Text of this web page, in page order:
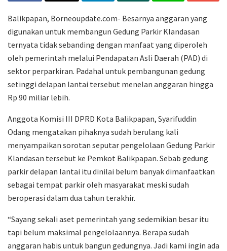
Balikpapan, Borneoupdate.com- Besarnya anggaran yang
digunakan untuk membangun Gedung Parkir Klandasan
ternyata tidak sebanding dengan manfaat yang diperoleh
oleh pemerintah melalui Pendapatan Asli Daerah (PAD) di
sektor perparkiran. Padahal untuk pembangunan gedung
setinggi delapan lantai tersebut menelan anggaran hingga
Rp 90 miliar lebih.
Anggota Komisi III DPRD Kota Balikpapan, Syarifuddin
Odang mengatakan pihaknya sudah berulang kali
menyampaikan sorotan seputar pengelolaan Gedung Parkir
Klandasan tersebut ke Pemkot Balikpapan. Sebab gedung
parkir delapan lantai itu dinilai belum banyak dimanfaatkan
sebagai tempat parkir oleh masyarakat meski sudah
beroperasi dalam dua tahun terakhir.
“Sayang sekali aset pemerintah yang sedemikian besar itu
tapi belum maksimal pengelolaannya. Berapa sudah
anggaran habis untuk bangun gedungnya. Jadi kami ingin ada